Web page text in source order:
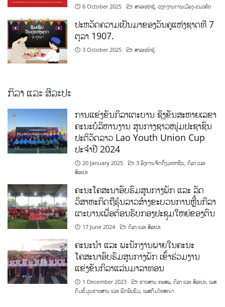
6 October 2025 ສາລະໜ້າຮູ້ ,ວຽກງານການເມືອງ-ແນວຄິດ
ປະຫວັດຄວາມເປັນມາຂອງວັນຄູແຫ່ງຊາດທີ 7
ຕຸລາ 1907.
3 October 2025 ສາລະໜ້າຮູ້
ກິລາ ແລະ ສິລະປະ
ການແຂ່ງຂັນກິລາເຕະບານ ຊິງຂັນສະຫາຍເລຂາ
ຄະນະບໍລິຫານງານ ສູນກາງຊາວໜຸ່ມປະຊາຊົນ
ປະຕິວັດລາວ Lao Youth Union Cup
ປະຈຳປີ 2024
20 January 2025 3 ອົງການຈັດຕັ້ງມະຫາຊົນ ,ກິລາ ແລະ
ສິລະປະ
ຄະນະໂຄສະນາອົບຮົມສູນກາງພັກ ແລະ ລັດ
ວິສາຫະກິດຖືຮຸ້ນລາວສ້າງຂະບວນການຫຼີ້ນກິລາ
ເຕະບານເພື່ອຕ້ອນຮັບກອງປະຊຸມໃຫຍ່ຂອງຕົນ
17 June 2024 ກິລາ ແລະ ສິລະປະ
ຄະນະນຳ ແລະ ພະນັກງານພາຍໃນຄະນະ
ໂຄສະນາອົບຮົມສູນກາງພັກ ເຂົ້າຮ່ວມງານ
ແຂ່ງຂັນກິລາແລ່ນມາລາທອນ
1 December 2023 ຂ່າວສານ ຄອສພ ,ກິລາ ແລະ ສິລະປະ ,ເພສ
ກົມຂໍ້ມູນຂ່າວສານ ແລະ ຝຶກອົບຮົມ ,ເພສກົມໂຄສະນາ